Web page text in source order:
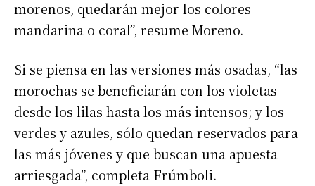
morenos, quedarán mejor los colores
mandarina o coral”, resume Moreno.
Si se piensa en las versiones más osadas, “las
morochas se beneficiarán con los violetas -
desde los lilas hasta los más intensos; y los
verdes y azules, sólo quedan reservados para
las más jóvenes y que buscan una apuesta
arriesgada”, completa Frúmboli.